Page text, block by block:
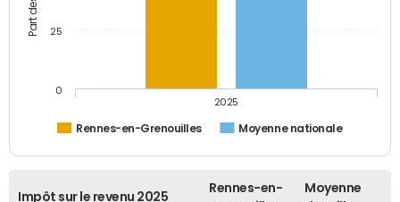
Rennes-en-Grenouilles Moyenne nationale
2025
0
25
Impôt sur le revenu 2025
Rennes-en-
Moyenne